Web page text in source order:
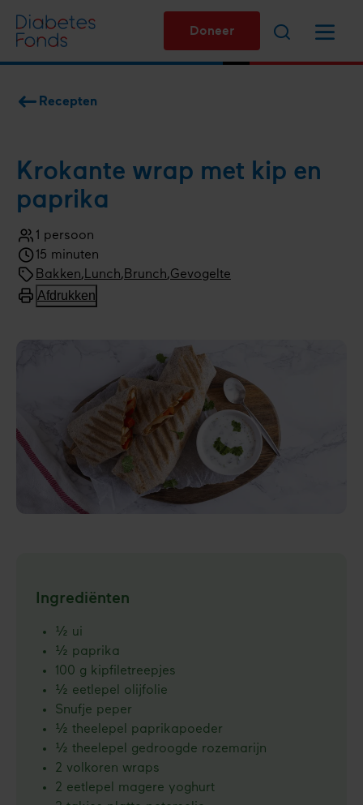
naar
de
gaan
Doneer
Recepten
Krokante wrap met kip en
paprika
Aantal
personen
1 persoon
Kooktijd
15 minuten
Bereidingswijze
Bakken Menugang
Lunch,Brunch Soort
Gevogelte
Afdrukken
Ingrediënten
½ ui
½ paprika
100 g kipfiletreepjes
½ eetlepel olijfolie
Snufje peper
½ theelepel paprikapoeder
½ theelepel gedroogde rozemarijn
2 volkoren wraps
2 eetlepel magere yoghurt